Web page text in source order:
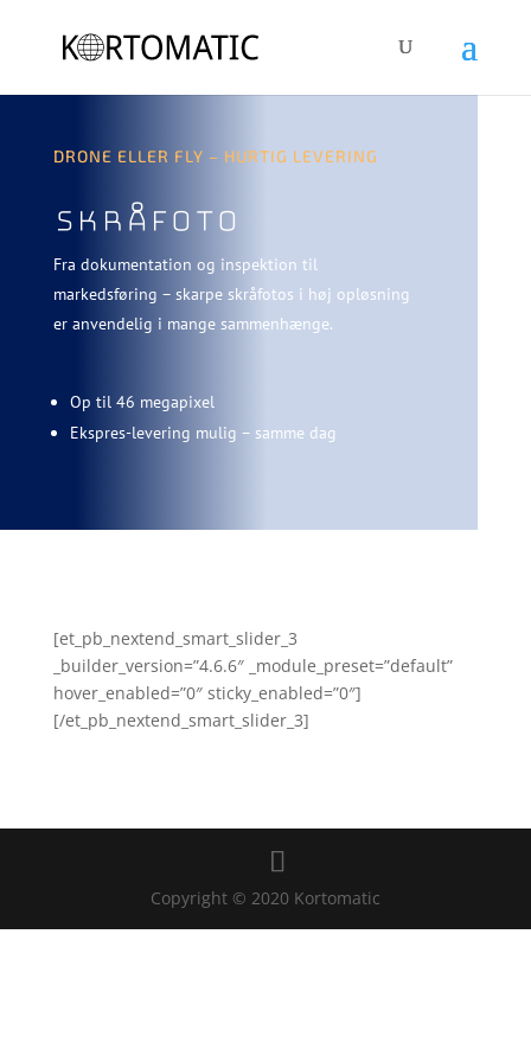
DRONE ELLER FLY – HURTIG LEVERING
SKRÅFOTO
Fra dokumentation og inspektion til
markedsføring – skarpe skråfotos i høj opløsning
er anvendelig i mange sammenhænge.
Op til 46 megapixel
Ekspres-levering mulig – samme dag
[et_pb_nextend_smart_slider_3
_builder_version=”4.6.6″ _module_preset=”default”
hover_enabled=”0″ sticky_enabled=”0″]
[/et_pb_nextend_smart_slider_3]
Copyright © 2020 Kortomatic